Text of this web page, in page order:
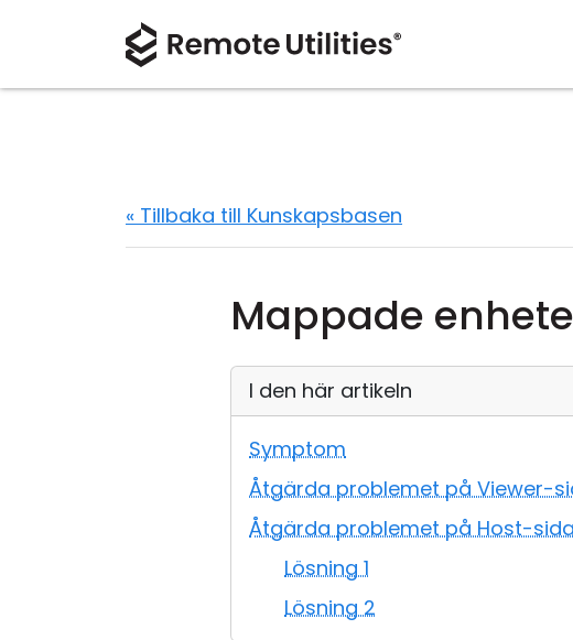
« Tillbaka till Kunskapsbasen
Mappade
I den här artikeln
Symptom
Åtgärda problemet på Viewer-
Åtgärda problemet på Host-
Lösning 1
Lösning 2